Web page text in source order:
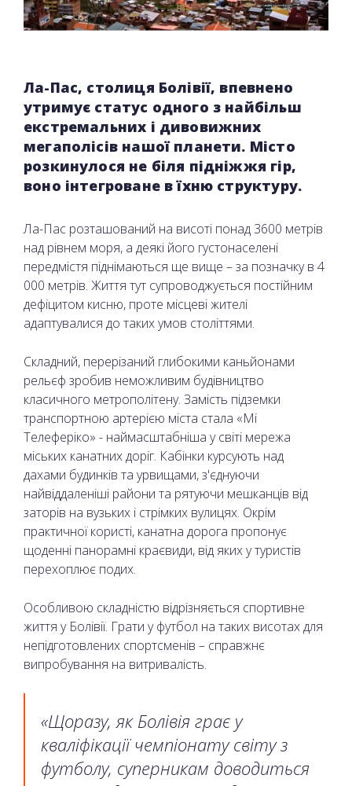
Ла-Пас, столиця Болівії, впевнено
утримує статус одного з найбільш
екстремальних і дивовижних
мегаполісів нашої планети. Місто
розкинулося не біля підніжжя гір,
воно інтегроване в їхню структуру.
Ла-Пас розташований на висоті понад 3600 метрів
над рівнем моря, а деякі його густонаселені
передмістя піднімаються ще вище – за позначку в 4
000 метрів. Життя тут супроводжується постійним
дефіцитом кисню, проте місцеві жителі
адаптувалися до таких умов століттями.
Складний, перерізаний глибокими каньйонами
рельєф зробив неможливим будівництво
класичного метрополітену. Замість підземки
транспортною артерією міста стала «Мі
Телеферіко» - наймасштабніша у світі мережа
міських канатних доріг. Кабінки курсують над
дахами будинків та урвищами, з'єднуючи
найвіддаленіші райони та рятуючи мешканців від
заторів на вузьких і стрімких вулицях. Окрім
практичної користі, канатна дорога пропонує
щоденні панорамні краєвиди, від яких у туристів
перехоплює подих.
Особливою складністю відрізняється спортивне
життя у Болівії. Грати у футбол на таких висотах для
непідготовлених спортсменів – справжнє
випробування на витривалість.
«Щоразу, як Болівія грає у
кваліфікації чемпіонату світу з
футболу, суперникам доводиться